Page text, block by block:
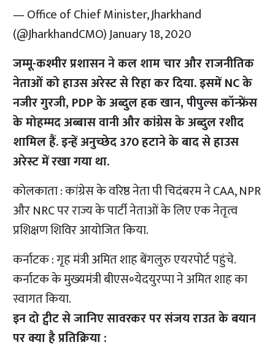
— Office of Chief Minister, Jharkhand
(@JharkhandCMO)January 18, 2020
जम्मू-कश्मीर प्रशासन ने कल शाम चार और राजनीतिक
नेताओं को हाउस अरेस्ट से रिहा कर दिया. इसमें NC के
नजीर गुरजी, PDP के अब्दुल हक खान, पीपुल्स कॉन्फ्रेंस
के मोहम्मद अब्बास वानी और कांग्रेस के अब्दुल रशीद
शामिल हैं. इन्हें अनुच्छेद 370 हटाने के बाद से हाउस
अरेस्ट मेंरखा गया था.
कोलकाता : कांग्रेस के वरिष्ठ नेता पी चिदंबरम ने CAA, NPR
और NRC पर राज्य के पार्टी नेताओं के लिए एक नेतृत्व
प्रशिक्षण शिविर आयोजित किया.
कर्नाटक : गृह मंत्री अमित शाह बेंगलुरु एयरपोर्ट पहुंचे.
कर्नाटक के मुख्‍यमंत्री बीएस॰येदयुरप्पा ने अमित शाह का
स्वागत किया.
इन दो ट्वीट से जानिए सावरकर पर संजय राउत के बयान
पर क्या है प्रतिक्रिया :